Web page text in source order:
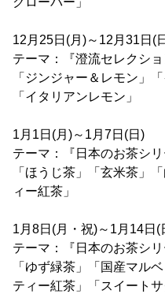
12月25日(月)～12月31日(
テーマ：『澄流セレクショ
「ジンジャー＆レモン」
「イタリアンレモン」
1月1日(月)～1月7日(日)
テーマ：『日本のお茶シリ
「ほうじ茶」「玄米茶」
ィー紅茶」
1月8日(月・祝)～1月14日(
テーマ：『日本のお茶シリ
「ゆず緑茶」「国産マル
ティー紅茶」「スイートサ